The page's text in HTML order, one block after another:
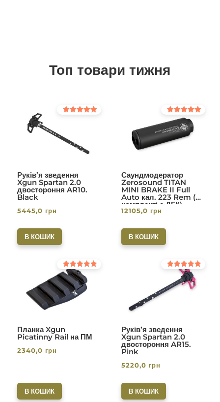
Топ товари тижня
Руків’я зведення
Xgun Spartan 2.0
двостороння AR10.
Black
5445,0 грн
В КОШИК
Саундмодератор
Zerosound TITAN
MINI BRAKE II Full
Auto кал. 223 Rem (в
комплекті с ДГК)
різьба 1/2-28. Вlack
Оцінено в
5.00
з 5
12105,0 грн
В КОШИК
Планка Xgun
Picatinny Rail на ПМ
Оцінено в
5.00
з 5
2340,0 грн
В КОШИК
Руків’я зведення
Xgun Spartan 2.0
двостороння AR15.
Pink
Оцінено в
з 5
5220,0 грн
В КОШИК